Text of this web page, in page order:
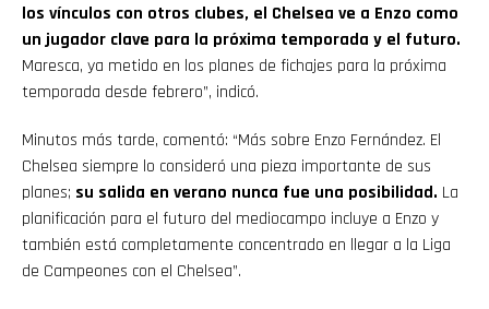
los vínculos con otros clubes, el Chelsea ve a Enzo como
un jugador clave para la próxima temporada y el futuro.
Maresca, ya metido en los planes de fichajes para la próxima
temporada desde febrero”, indicó.
Minutos más tarde, comentó: “Más sobre Enzo Fernández. El
Chelsea siempre lo consideró una pieza importante de sus
planes; su salida en verano nunca fue una posibilidad. La
planificación para el futuro del mediocampo incluye a Enzo y
también está completamente concentrado en llegar a la Liga
de Campeones con el Chelsea”.